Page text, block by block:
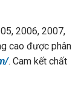
2006, 2007,
cao được phân
. Cam kết chất